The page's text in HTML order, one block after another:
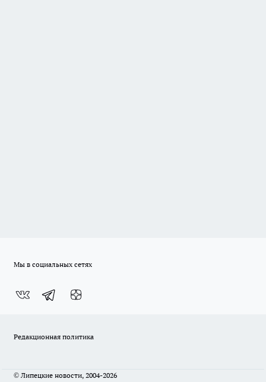
Мы в социальных сетях
Редакционная политика
© Липецкие новости, 2004-2026